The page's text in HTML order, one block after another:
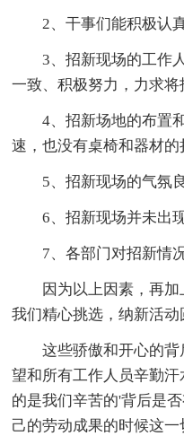
2、干事们能积极认真
3、招新现场的工作人
一致、积极努力，力求将
4、招新场地的布置和
速，也没有桌椅和器材的
5、招新现场的气氛良
6、招新现场并未出现
7、各部门对招新情况
因为以上因素，再加
我们精心挑选，纳新活动
这些骄傲和开心的背
望和所有工作人员辛勤
的是我们辛苦的'背后是
己的劳动成果的时候这